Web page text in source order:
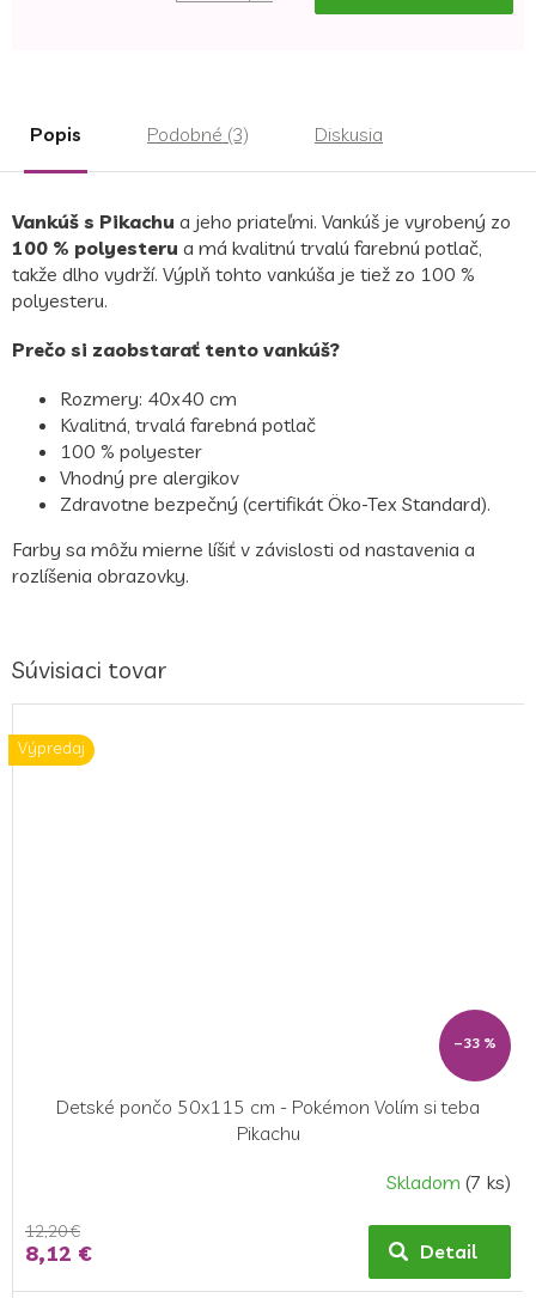
Popis Podobné (3) Diskusia
Vankúš s Pikachu a jeho priateľmi. Vankúš je vyrobený zo
100 % polyesteru a má kvalitnú trvalú farebnú potlač,
takže dlho vydrží. Výplň tohto vankúša je tiež zo 100 %
polyesteru.
Prečo si zaobstarať tento vankúš?
Rozmery: 40x40 cm
Kvalitná, trvalá farebná potlač
100 % polyester
Vhodný pre alergikov
Zdravotne bezpečný (certifikát Öko-Tex Standard).
Farby sa môžu mierne líšiť v závislosti od nastavenia a
rozlíšenia obrazovky.
Súvisiaci tovar
Výpredaj
–33 %
Detské pončo 50x115 cm - Pokémon Volím si teba
Pikachu
Skladom (7 ks)
12,20 €
8,12 € Detail